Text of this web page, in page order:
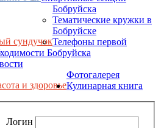
сундучок
и здоровье
Бобруйска
Тематические кружки в
Бобруйске
Телефоны первой
Бобруйска
Фотогалерея
Кулинарная книга
Логин